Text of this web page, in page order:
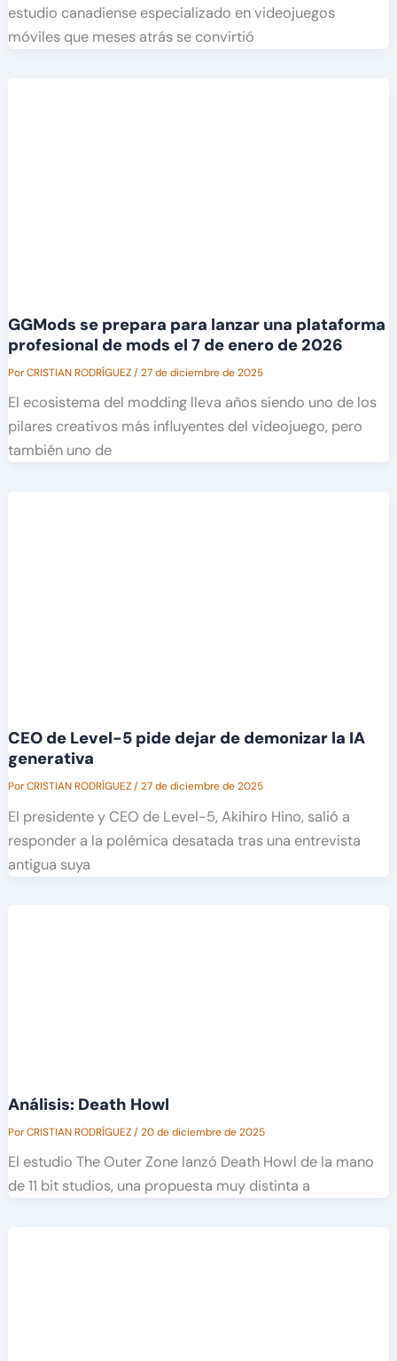
estudio canadiense especializado en videojuegos
móviles que meses atrás se convirtió
GGMods se prepara para lanzar una plataforma
profesional de mods el 7 de enero de 2026
PorCRISTIAN RODRÍGUEZ/27 de diciembre de 2025
El ecosistema del modding lleva años siendo uno de los
pilares creativos más influyentes del videojuego, pero
también uno de
CEO de Level-5 pide dejar de demonizar la IA
generativa
PorCRISTIAN RODRÍGUEZ/27 de diciembre de 2025
El presidente y CEO de Level-5, Akihiro Hino, salió a
responder a la polémica desatada tras una entrevista
antigua suya
Análisis: Death Howl
PorCRISTIAN RODRÍGUEZ/20 de diciembre de 2025
El estudio The Outer Zone lanzó Death Howl de la mano
de 11 bit studios, una propuesta muy distinta a